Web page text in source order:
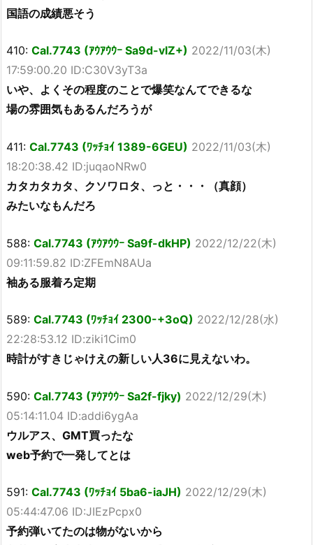
国語の成績悪そう
410: Cal.7743 (ｱｳｱｳｳｰ Sa9d-vlZ+) 2022/11/03(木)
17:59:00.20 ID:C30V3yT3a
いや、よくその程度のことで爆笑なんてできるな
場の雰囲気もあるんだろうが
411: Cal.7743 (ﾜｯﾁｮｲ 1389-6GEU) 2022/11/03(木)
18:20:38.42 ID:juqaoNRw0
カタカタカタ、クソワロタ、っと・・・（真顔）
みたいなもんだろ
588: Cal.7743 (ｱｳｱｳｳｰ Sa9f-dkHP) 2022/12/22(木)
09:11:59.82 ID:ZFEmN8AUa
袖ある服着ろ定期
589: Cal.7743 (ﾜｯﾁｮｲ 2300-+3oQ) 2022/12/28(水)
22:28:53.12 ID:ziki1Cim0
時計がすきじゃけえの新しい人36に見えないわ。
590: Cal.7743 (ｱｳｱｳｳｰ Sa2f-fjky) 2022/12/29(木)
05:14:11.04 ID:addi6ygAa
ウルアス、GMT買ったな
web予約で一発してとは
591: Cal.7743 (ﾜｯﾁｮｲ 5ba6-iaJH) 2022/12/29(木)
05:44:47.06 ID:JIEzPcpx0
予約弾いてたのは物がないから